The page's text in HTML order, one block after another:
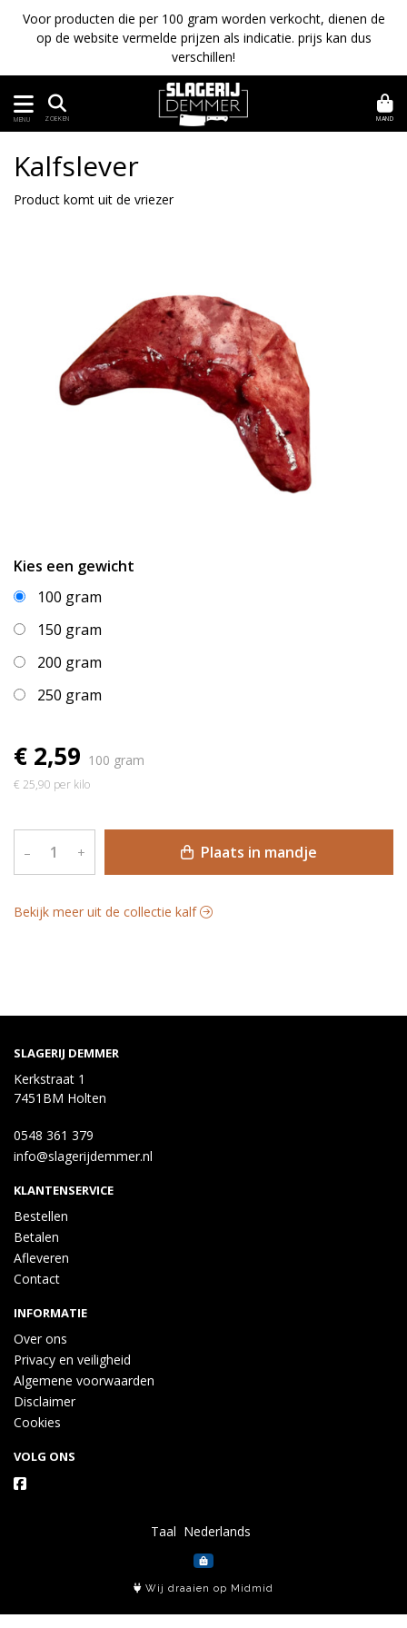
Voor producten die per 100 gram worden verkocht, dienen de
op de website vermelde prijzen als indicatie. prijs kan dus
verschillen!
MENU ZOEKEN MAND
Kalfslever
Product komt uit de vriezer
Kies een gewicht
100 gram
150 gram
200 gram
250 gram
€ 2,59 100 gram
€ 25,90 per kilo
– + Plaats in mandje
Bekijk meer uit de collectie kalf
SLAGERIJ DEMMER
Kerkstraat 1
7451BM Holten
0548 361 379
info@slagerijdemmer.nl
KLANTENSERVICE
Bestellen
Betalen
Afleveren
Contact
INFORMATIE
Over ons
Privacy en veiligheid
Algemene voorwaarden
Disclaimer
Cookies
VOLG ONS
Taal
Wij draaien op Midmid